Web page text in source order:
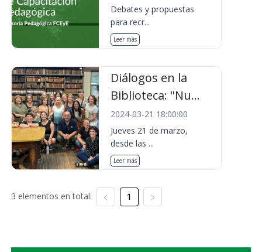
Debates y propuestas
para recr...
Leer más
Diálogos en la
Biblioteca: "Nu...
2024-03-21 18:00:00
Jueves 21 de marzo,
desde las ...
Leer más
3 elementos en total: 1